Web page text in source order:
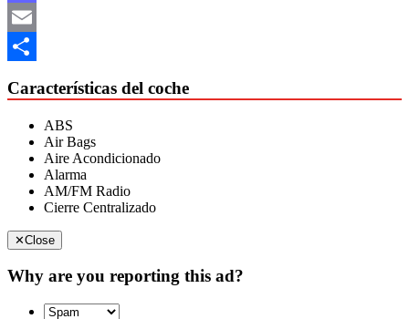
Mastodon
Email
Características del coche
ABS
Air Bags
Aire Acondicionado
Alarma
AM/FM Radio
Cierre Centralizado
✕Close
Why are you reporting this ad?